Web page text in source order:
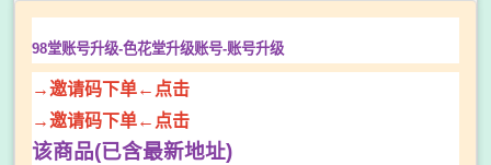
98堂账号升级-色花堂升级账号-账号升级
→邀请码下单←点击
→邀请码下单←点击
该商品(已含最新地址)